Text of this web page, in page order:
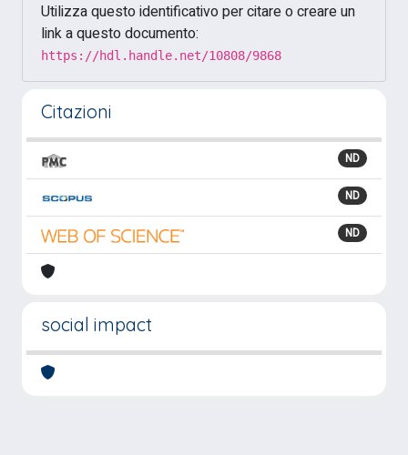
Utilizza questo identificativo per citare o creare un
link a questo documento:
https://hdl.handle.net/10808/9868
Citazioni
ND
ND
ND
social impact